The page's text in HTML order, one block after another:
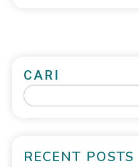
CARI
RECENT POSTS